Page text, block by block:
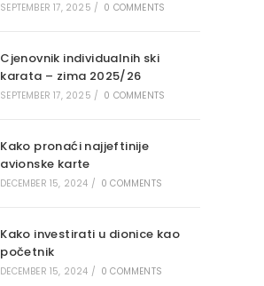
SEPTEMBER 17, 2025 / 0 COMMENTS
Cjenovnik individualnih ski
karata – zima 2025/26
SEPTEMBER 17, 2025 / 0 COMMENTS
Kako pronaći najjeftinije
avionske karte
DECEMBER 15, 2024 / 0 COMMENTS
Kako investirati u dionice kao
početnik
DECEMBER 15, 2024 / 0 COMMENTS